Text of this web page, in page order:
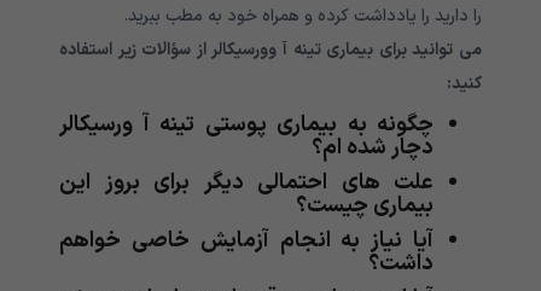
را دارید را یادداشت کرده و همراه خود به مطب ببرید.
می توانید برای بیماری تینه آ وورسیکالر از سؤالات زیر استفاده
کنید:
چگونه به بیماری پوستی تینه آ ورسیکالر
دچار شده ام؟
علت های احتمالی دیگر برای بروز این
بیماری چیست؟
آیا نیاز به انجام آزمایش خاصی خواهم
داشت؟